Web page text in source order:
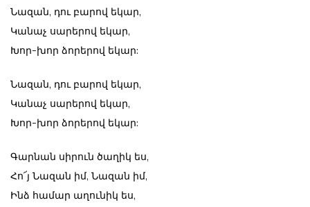
Նազան, դու բարով եկար,
Կանաչ սարերով եկար,
Խոր-խոր ձորերով եկար:
Նազան, դու բարով եկար,
Կանաչ սարերով եկար,
Խոր-խոր ձորերով եկար:
Գարնան սիրուն ծաղիկ ես,
Հո՜յ Նազան իմ, Նազան իմ,
Ինձ համար աղունիկ ես,